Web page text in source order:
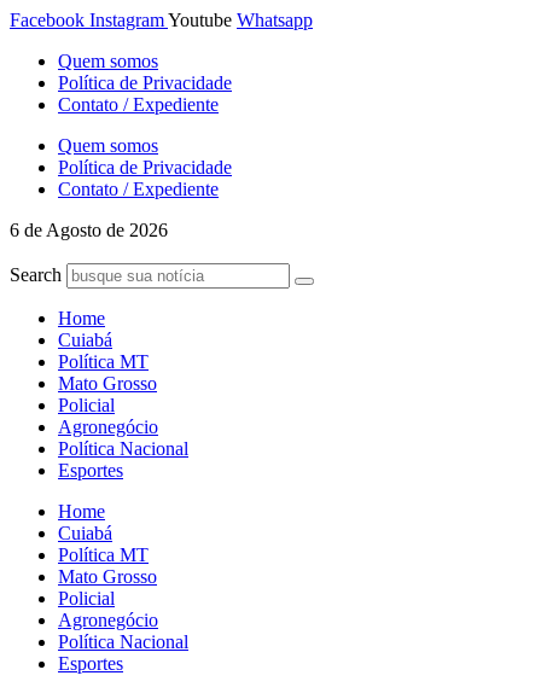
Ir
conteúdo
Facebook InstagramYoutube Whatsapp
Quem somos
Política de Privacidade
Contato / Expediente
Quem somos
Política de Privacidade
Contato / Expediente
6 de Agosto de 2026
Search
Home
Cuiabá
Política MT
Mato Grosso
Policial
Agronegócio
Política Nacional
Esportes
Home
Cuiabá
Política MT
Mato Grosso
Policial
Agronegócio
Política Nacional
Esportes